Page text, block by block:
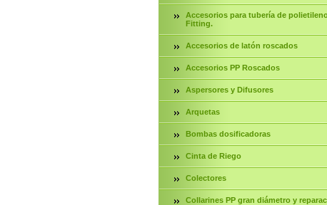
Accesorios para tubería de
Fitting.
Accesorios de latón roscados
Accesorios PP Roscados
Aspersores y Difusores
Arquetas
Bombas dosificadoras
Cinta de Riego
Colectores
Collarines PP gran diámetro y